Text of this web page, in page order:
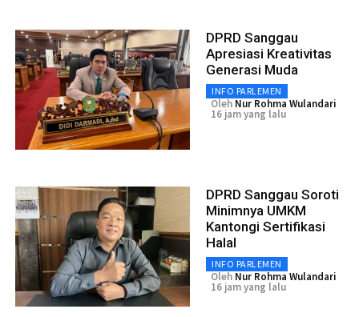
DPRD Sanggau
Apresiasi Kreativitas
Generasi Muda
INFO PARLEMEN
Oleh Nur Rohma Wulandari
16 jam yang lalu
DPRD Sanggau Soroti
Minimnya UMKM
Kantongi Sertifikasi
Halal
INFO PARLEMEN
Oleh Nur Rohma Wulandari
16 jam yang lalu